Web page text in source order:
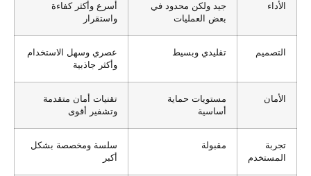
الأداء
جيد ولكن محدود في
بعض العمليات
أسرع وأكثر كفاءة
واستقرار
التصميم تقليدي وبسيط
عصري وسهل الاستخدام
وأكثر جاذبية
الأمان
مستويات حماية
أساسية
تقنيات أمان متقدمة
وتشفير أقوى
تجربة
المستخدم
مقبولة
سلسة ومخصصة بشكل
أكبر